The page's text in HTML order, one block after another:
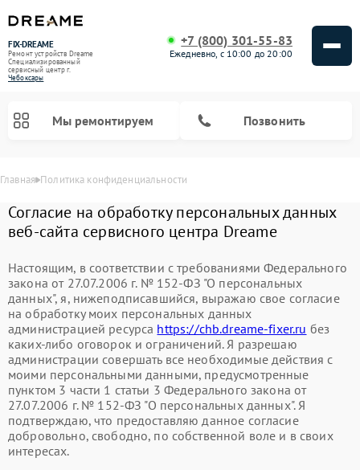
FIX-DREAME
Ремонт устройств Dreame
Специализированный
cервисный центр г.
Чебоксары
+7 (800) 301-55-83
Ежедневно, с 10:00 до 20:00
Мы ремонтируем Позвонить
Главная Политика конфиденциальности
Согласие на обработку персональных данных
веб-сайта сервисного центра Dreame
Настоящим, в соответствии с требованиями Федерального
закона от 27.07.2006 г. № 152-ФЗ "О персональных
данных", я, нижеподписавшийся, выражаю свое согласие
на обработку моих персональных данных
администрацией ресурса https://chb.dreame-fixer.ru без
каких-либо оговорок и ограничений. Я разрешаю
администрации совершать все необходимые действия с
моими персональными данными, предусмотренные
пунктом 3 части 1 статьи 3 Федерального закона от
27.07.2006 г. № 152-ФЗ "О персональных данных". Я
подтверждаю, что предоставляю данное согласие
добровольно, свободно, по собственной воле и в своих
интересах.